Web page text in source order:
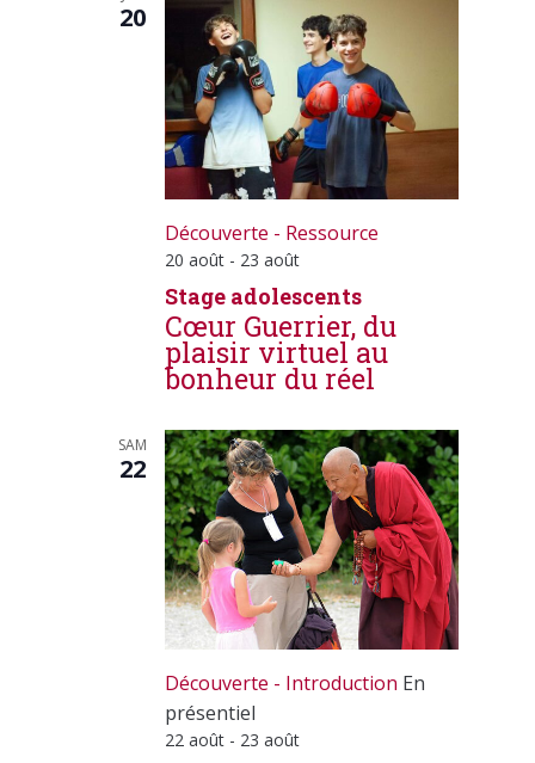
20
Découverte - Ressource
20 août - 23 août
Stage adolescents
Cœur Guerrier, du
plaisir virtuel au
bonheur du réel
SAM
22
Découverte - Introduction En
présentiel
22 août - 23 août